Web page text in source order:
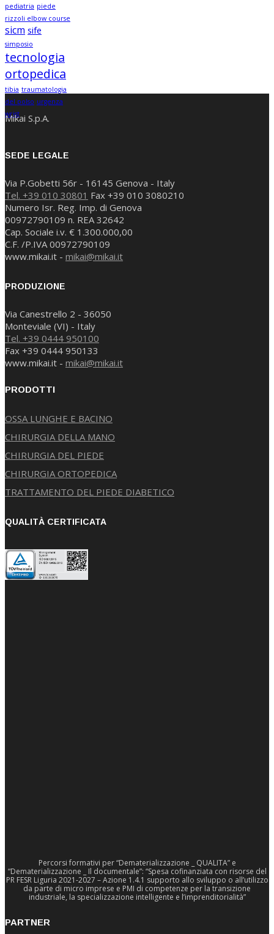
pediatria piede
rizzoli elbow course
sicm sife
simposio
tecnologia
ortopedica
tibia traumatologia
del polso urgenza
wrist
Mikai S.p.A.
SEDE LEGALE
Via P.Gobetti 56r - 16145 Genova - Italy
Tel. +39 010 30801 Fax +39 010 3080210
Numero Isr. Reg. Imp. di Genova
00972790109 n. REA 32642
Cap. Sociale i.v. € 1.300.000,00
C.F. /P.IVA 00972790109
www.mikai.it - mikai@mikai.it
PRODUZIONE
Via Canestrello 2 - 36050
Monteviale (VI) - Italy
Tel. +39 0444 950100
Fax +39 0444 950133
www.mikai.it - mikai@mikai.it
PRODOTTI
OSSA LUNGHE E BACINO
CHIRURGIA DELLA MANO
CHIRURGIA DEL PIEDE
CHIRURGIA ORTOPEDICA
TRATTAMENTO DEL PIEDE DIABETICO
QUALITÀ CERTIFICATA
Percorsi formativi per “Dematerializzazione _ QUALITA” e
“Dematerializzazione _ Il documentale”: “Spesa cofinanziata con risorse del
PR FESR Liguria 2021-2027 – Azione 1.4.1 supporto allo sviluppo o all’utilizzo
da parte di micro imprese e PMI di competenze per la transizione
industriale, la specializzazione intelligente e l’imprenditorialità”
PARTNER